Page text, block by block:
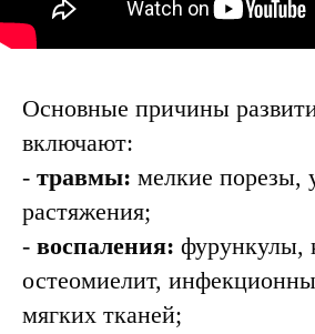
Основные причины
включают:
- травмы: мелкие порезы,
растяжения;
- воспаления: фурункулы,
остеомиелит,
мягких тканей;